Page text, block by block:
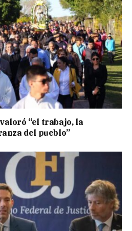
“el trabajo, la
del pueblo”